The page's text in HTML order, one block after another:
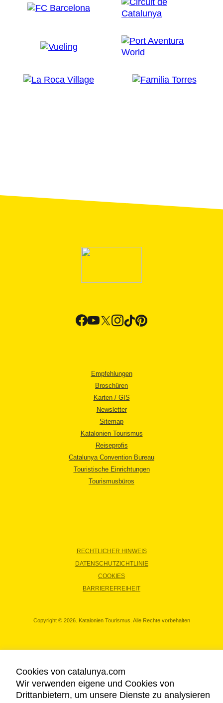
Empfehlungen
Broschüren
Karten / GIS
Newsletter
Sitemap
Katalonien Tourismus
Reiseprofis
Catalunya Convention Bureau
Touristische Einrichtungen
Tourismusbüros
RECHTLICHER HINWEIS
DATENSCHUTZICHTLINIE
COOKIES
BARRIEREFREIHEIT
Copyright © 2026. Katalonien Tourismus. Alle Rechte vorbehalten
Cookies von catalunya.com
Wir verwenden eigene und Cookies von
Drittanbietern, um unsere Dienste zu analysieren